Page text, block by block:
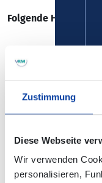
Zustimmung
Diese Webseite
Wir verwenden
personalisieren,
Folgende
Die Änderungen sind